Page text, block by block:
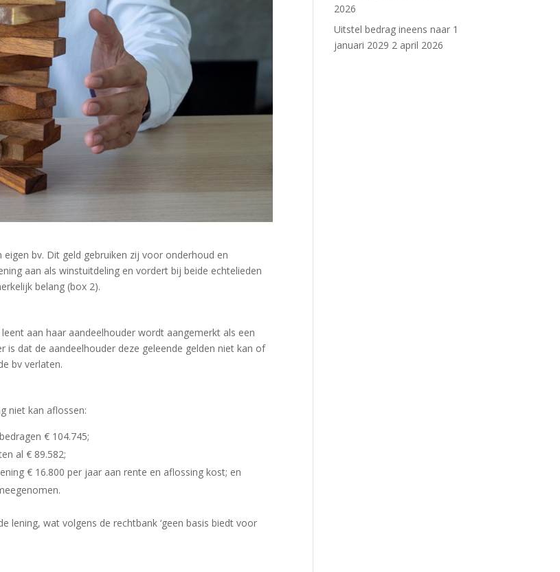
bv. Dit geld gebruiken zij voor onderhoud en
aan als winstuitdeling en vordert bij beide echtelieden
belang (box 2).
aan haar aandeelhouder wordt aangemerkt als een
dat de aandeelhouder deze geleende gelden niet kan of
bv verlaten.
niet kan aflossen:
€ 104.745;
al € 89.582;
€ 16.800 per jaar aan rente en aflossing kost; en
lening, wat volgens de rechtbank ‘geen basis biedt voor
2026
Uitstel bedrag ineens naar 1
januari 2029 2 april 2026